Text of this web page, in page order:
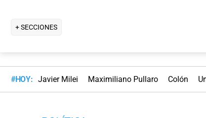
+ SECCIONES
#HOY: Javier Milei Maximiliano Pullaro Colón